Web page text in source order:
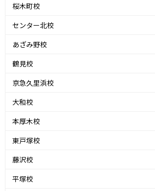
桜木町校
センター北校
あざみ野校
鶴見校
京急久里浜校
大和校
本厚木校
東戸塚校
藤沢校
平塚校